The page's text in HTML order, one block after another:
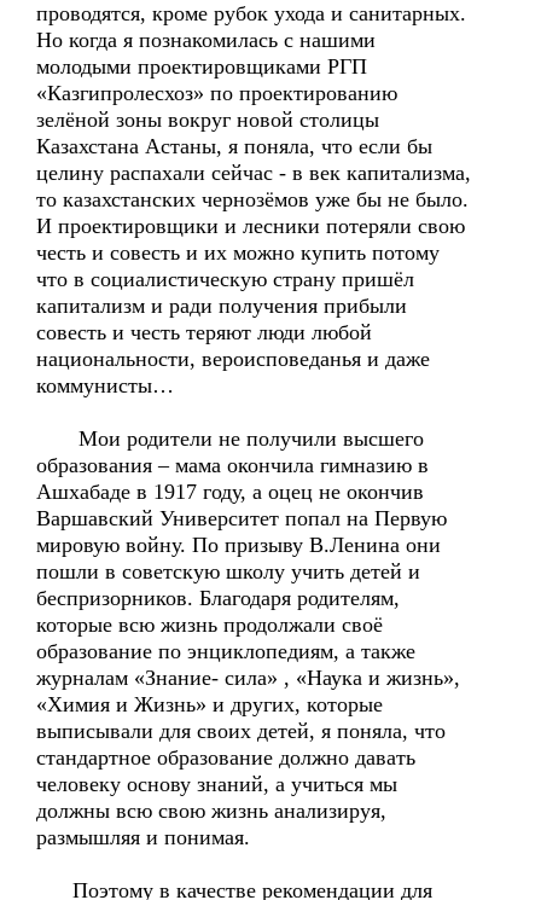
проводятся, кроме рубок ухода и санитарных.
Но когда я познакомилась с нашими
молодыми проектировщиками РГП
«Казгипролесхоз» по проектированию
зелёной зоны вокруг новой столицы
Казахстана Астаны, я поняла, что если бы
целину распахали сейчас - в век капитализма,
то казахстанских чернозёмов уже бы не было.
И проектировщики и лесники потеряли свою
честь и совесть и их можно купить потому
что в социалистическую страну пришёл
капитализм и ради получения прибыли
совесть и честь теряют люди любой
национальности, вероисповеданья и даже
коммунисты…
Мои родители не получили высшего
образования – мама окончила гимназию в
Ашхабаде в 1917 году, а оцец не окончив
Варшавский Университет попал на Первую
мировую войну. По призыву В.Ленина они
пошли в советскую школу учить детей и
беспризорников. Благодаря родителям,
которые всю жизнь продолжали своё
образование по энциклопедиям, а также
журналам «Знание- сила» , «Наука и жизнь»,
«Химия и Жизнь» и других, которые
выписывали для своих детей, я поняла, что
стандартное образование должно давать
человеку основу знаний, а учиться мы
должны всю свою жизнь анализируя,
размышляя и понимая.
Поэтому в качестве рекомендации для